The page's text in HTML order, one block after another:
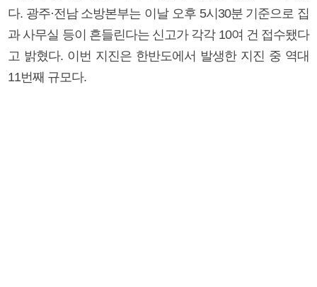
다. 광주·전남 소방본부는 이날 오후 5시30분 기준으로 집
과 사무실 등이 흔들린다는 신고가 각각 10여 건 접수됐다
고 밝혔다. 이번 지진은 한반도에서 발생한 지진 중 역대
11번째 규모다.